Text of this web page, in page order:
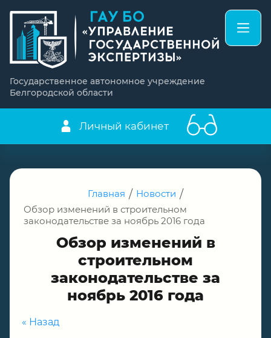
Государственное автономное учреждение
Белгородской области
Личный кабинет
Главная / Новости /
Обзор изменений в строительном
законодательстве за ноябрь 2016 года
Обзор изменений в
строительном
законодательстве за
ноябрь 2016 года
« Назад